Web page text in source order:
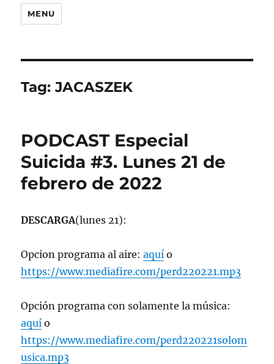
MENU
Tag:JACASZEK
PODCAST Especial
Suicida #3. Lunes 21 de
febrero de 2022
DESCARGA(lunes 21):
Opcion programa al aire:aquí o
https://www.mediafire.com/perd220221.mp3
Opción programa con solamente la música:
aquí o
https://www.mediafire.com/perd220221solom
usica.mp3